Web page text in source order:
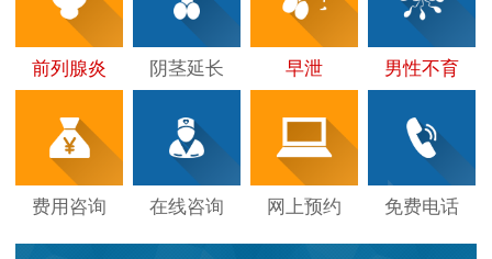
前列腺炎 阴茎延长 早泄 男性不育
费用咨询 在线咨询 网上预约 免费电话